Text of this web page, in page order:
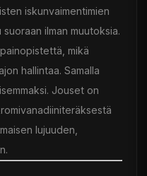
iskunvaimentimien
ilman muutoksia.
mikä
hallintaa. Samalla
Jouset on
lujuuden,